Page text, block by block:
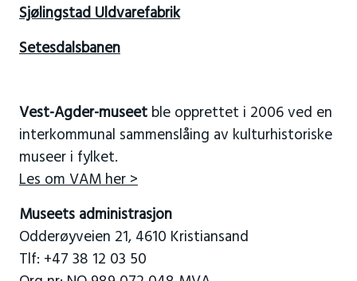
Sjølingstad Uldvarefabrik
Setesdalsbanen
Vest-Agder-museetble opprettet i 2006 ved en
interkommunal sammenslåing av kulturhistoriske
museer i fylket.
Les om VAM her >
Museets administrasjon
Odderøyveien 21, 4610 Kristiansand
Tlf: +47 38 12 03 50